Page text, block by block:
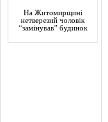
На Житомирщині
нетверезий чоловік
“замінував” будинок